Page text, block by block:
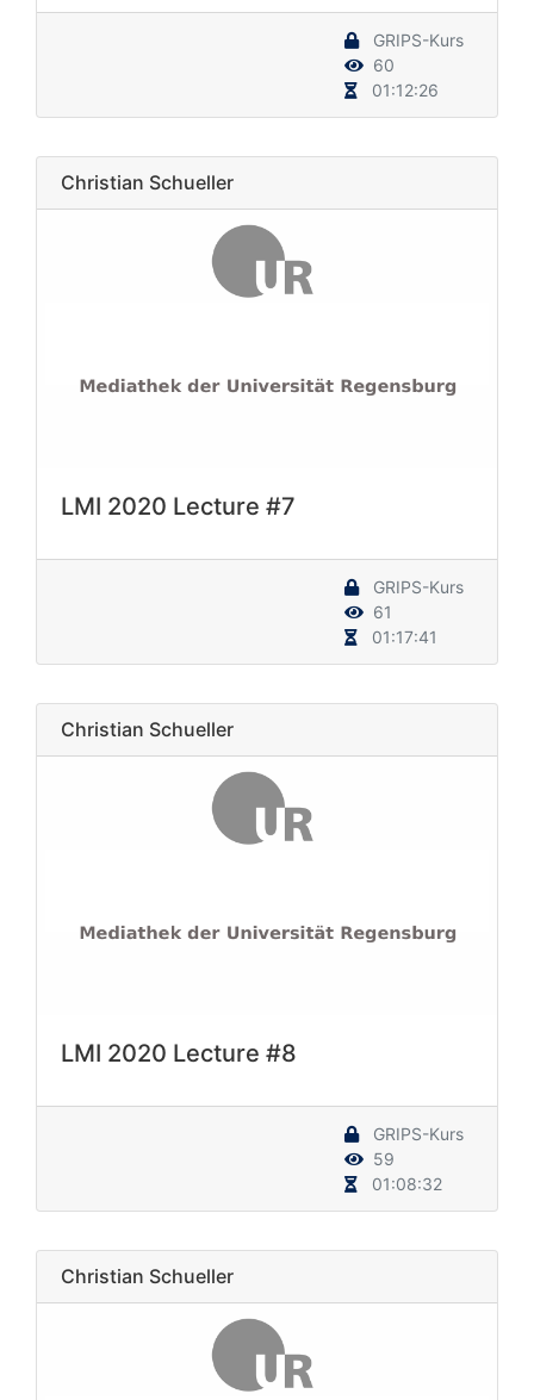
GRIPS-Kurs
60
01:12:26
Christian Schueller
LMI 2020 Lecture #7
GRIPS-Kurs
61
01:17:41
Christian Schueller
LMI 2020 Lecture #8
GRIPS-Kurs
59
01:08:32
Christian Schueller